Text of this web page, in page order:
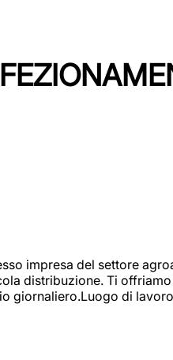
impresa del settore
distribuzione. Ti
giornaliero.Luogo di